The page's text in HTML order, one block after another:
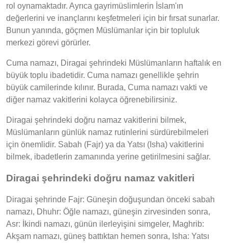
rol oynamaktadır. Ayrıca gayrimüslimlerin İslam'ın
değerlerini ve inançlarını keşfetmeleri için bir fırsat sunarlar.
Bunun yanında, göçmen Müslümanlar için bir topluluk
merkezi görevi görürler.
Cuma namazı, Diragai şehrindeki Müslümanların haftalık en
büyük toplu ibadetidir. Cuma namazı genellikle şehrin
büyük camilerinde kılınır. Burada, Cuma namazı vakti ve
diğer namaz vakitlerini kolayca öğrenebilirsiniz.
Diragai şehrindeki doğru namaz vakitlerini bilmek,
Müslümanların günlük namaz rutinlerini sürdürebilmeleri
için önemlidir. Sabah (Fajr) ya da Yatsı (Isha) vakitlerini
bilmek, ibadetlerin zamanında yerine getirilmesini sağlar.
Diragai şehrindeki doğru namaz vakitleri
Diragai şehrinde Fajr: Güneşin doğuşundan önceki sabah
namazı, Dhuhr: Öğle namazı, güneşin zirvesinden sonra,
Asr: İkindi namazı, günün ilerleyişini simgeler, Maghrib:
Akşam namazı, güneş battıktan hemen sonra, Isha: Yatsı